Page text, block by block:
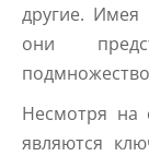
другие.
они
Несмотря на
являются